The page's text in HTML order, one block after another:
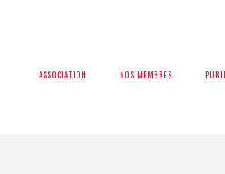
ASSOCIATION NOS MEMBRES
ASSOCIATION NOS MEMBRES